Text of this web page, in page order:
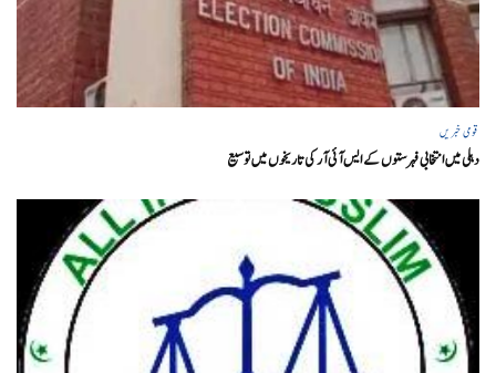
قومی خبریں
دہلی میں انتخابی فہرستوں کے ایس آئی آر کی تاریخوں میں توسیع